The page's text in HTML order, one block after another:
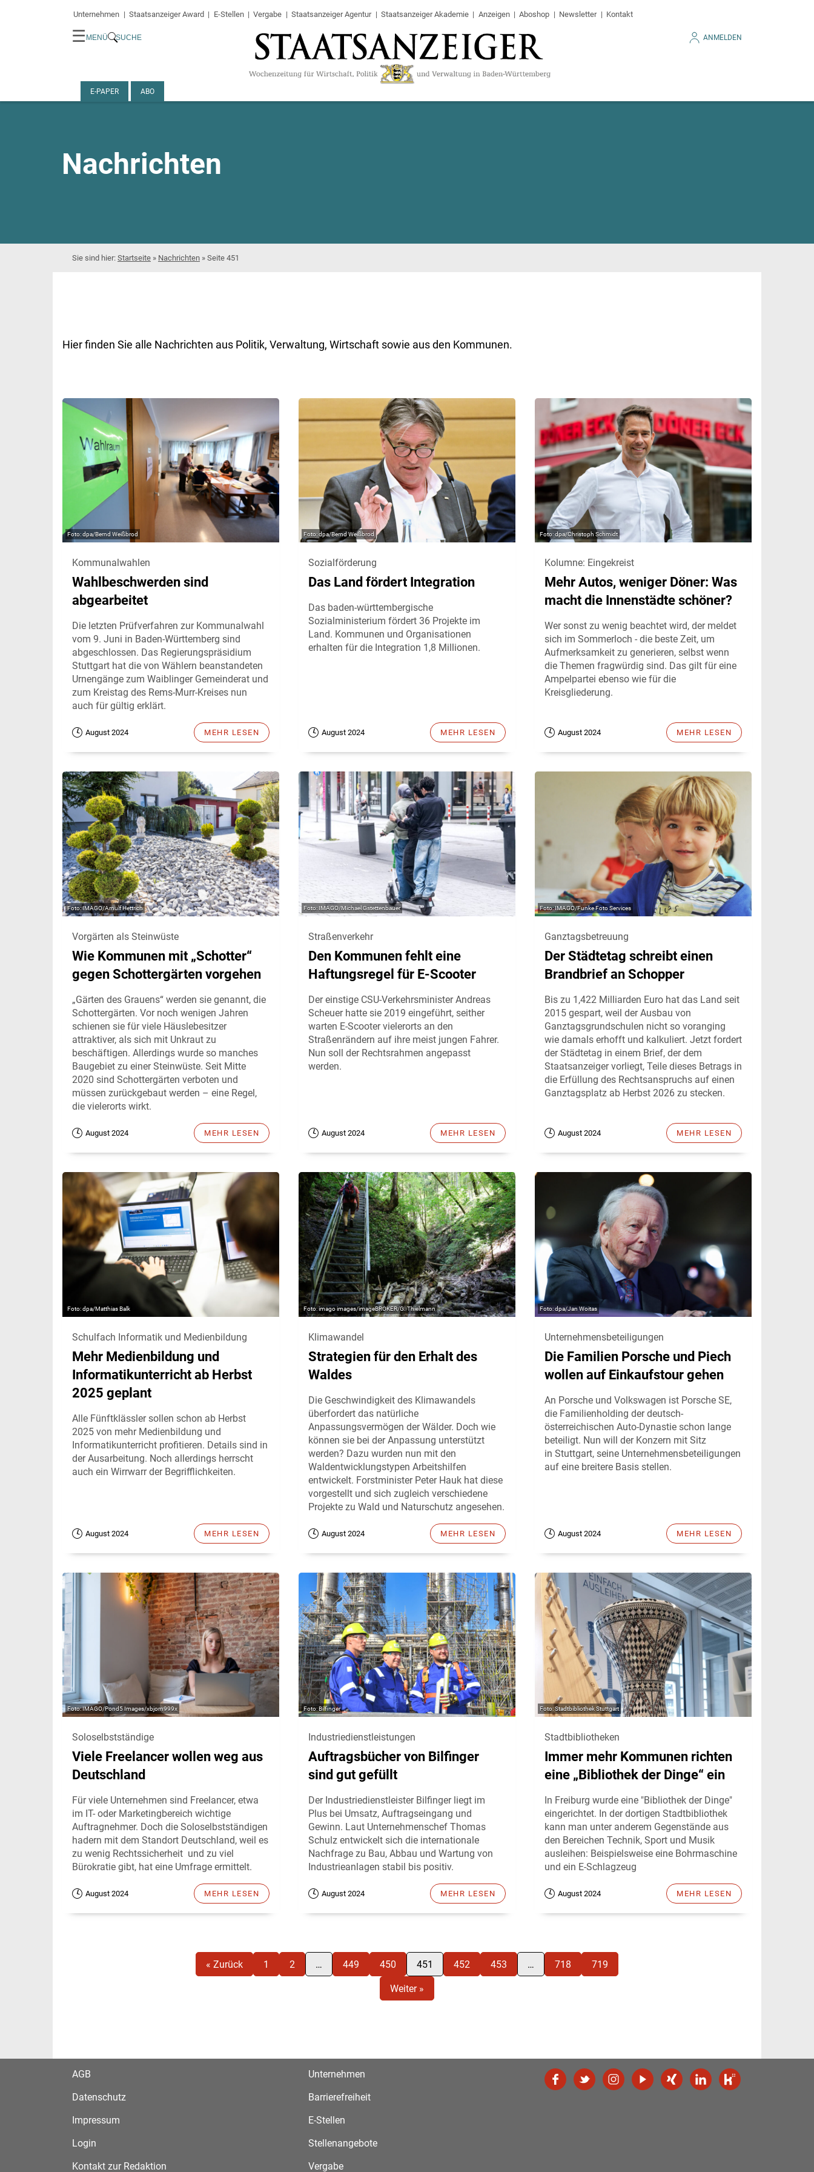
Unternehmen Staatsanzeiger Award E-Stellen Vergabe Staatsanzeiger Agentur Staatsanzeiger Akademie Anzeigen Aboshop Newsletter Kontakt
☰ MENÜ SUCHE ANMELDEN
E-PAPER ABO
Nachrichten
Startseite » Nachrichten » Seite 451
Hier finden Sie alle Nachrichten aus Politik, Verwaltung, Wirtschaft sowie aus den Kommunen.
dpa/Bernd Weißbrod
Kommunalwahlen
Wahlbeschwerden sind
abgearbeitet
Die letzten Prüfverfahren zur Kommunalwahl
vom 9. Juni in Baden-Württemberg sind
abgeschlossen. Das Regierungspräsidium
Stuttgart hat die von Wählern beanstandeten
Urnengänge zum Waiblinger Gemeinderat und
zum Kreistag des Rems-Murr-Kreises nun
auch für gültig erklärt.
August 2024 MEHR LESEN
dpa/Bernd Weißbrod
Sozialförderung
Das Land fördert Integration
Das baden-württembergische
Sozialministerium fördert 36 Projekte im
Land. Kommunen und Organisationen
erhalten für die Integration 1,8 Millionen.
August 2024 MEHR LESEN
dpa/Christoph Schmidt
Kolumne: Eingekreist
Mehr Autos, weniger Döner: Was
macht die Innenstädte schöner?
Wer sonst zu wenig beachtet wird, der meldet
sich im Sommerloch - die beste Zeit, um
Aufmerksamkeit zu generieren, selbst wenn
die Themen fragwürdig sind. Das gilt für eine
Ampelpartei ebenso wie für die
Kreisgliederung.
August 2024 MEHR LESEN
IMAGO/Arnulf Hettrich
Vorgärten als Steinwüste
Wie Kommunen mit „Schotter“
gegen Schottergärten vorgehen
„Gärten des Grauens“ werden sie genannt, die
Schottergärten. Vor noch wenigen Jahren
schienen sie für viele Häuslebesitzer
attraktiver, als sich mit Unkraut zu
beschäftigen. Allerdings wurde so manches
Baugebiet zu einer Steinwüste. Seit Mitte
2020 sind Schottergärten verboten und
müssen zurückgebaut werden – eine Regel,
die vielerorts wirkt.
August 2024 MEHR LESEN
IMAGO/Michael Gstettenbauer
Straßenverkehr
Den Kommunen fehlt eine
Haftungsregel für E-Scooter
Der einstige CSU-Verkehrsminister Andreas
Scheuer hatte sie 2019 eingeführt, seither
warten E-Scooter vielerorts an den
Straßenrändern auf ihre meist jungen Fahrer.
Nun soll der Rechtsrahmen angepasst
werden.
August 2024 MEHR LESEN
IMAGO/Funke Foto Services
Ganztagsbetreuung
Der Städtetag schreibt einen
Brandbrief an Schopper
Bis zu 1,422 Milliarden Euro hat das Land seit
2015 gespart, weil der Ausbau von
Ganztagsgrundschulen nicht so voranging
wie damals erhofft und kalkuliert. Jetzt fordert
der Städtetag in einem Brief, der dem
Staatsanzeiger vorliegt, Teile dieses Betrags in
die Erfüllung des Rechtsanspruchs auf einen
Ganztagsplatz ab Herbst 2026 zu stecken.
August 2024 MEHR LESEN
dpa/Matthias Balk
Schulfach Informatik und Medienbildung
Mehr Medienbildung und
Informatikunterricht ab Herbst
2025 geplant
Alle Fünftklässler sollen schon ab Herbst
2025 von mehr Medienbildung und
Informatikunterricht profitieren. Details sind in
der Ausarbeitung. Noch allerdings herrscht
auch ein Wirrwarr der Begrifflichkeiten.
August 2024 MEHR LESEN
imago images/imageBROKER/G. Thielmann
Klimawandel
Strategien für den Erhalt des
Waldes
Die Geschwindigkeit des Klimawandels
überfordert das natürliche
Anpassungsvermögen der Wälder. Doch wie
können sie bei der Anpassung unterstützt
werden? Dazu wurden nun mit den
Waldentwicklungstypen Arbeitshilfen
entwickelt. Forstminister Peter Hauk hat diese
vorgestellt und sich zugleich verschiedene
Projekte zu Wald und Naturschutz angesehen.
August 2024 MEHR LESEN
dpa/Jan Woitas
Unternehmensbeteiligungen
Die Familien Porsche und Piech
wollen auf Einkaufstour gehen
An Porsche und Volkswagen ist Porsche SE,
die Familienholding der deutsch-
österreichischen Auto-Dynastie schon lange
beteiligt. Nun will der Konzern mit Sitz
in Stuttgart, seine Unternehmensbeteiligungen
auf eine breitere Basis stellen.
August 2024 MEHR LESEN
IMAGO/Pond5 Images/xbjorn999x
Soloselbstständige
Viele Freelancer wollen weg aus
Deutschland
Für viele Unternehmen sind Freelancer, etwa
im IT- oder Marketingbereich wichtige
Auftragnehmer. Doch die Soloselbstständigen
hadern mit dem Standort Deutschland, weil es
zu wenig Rechtssicherheit und zu viel
Bürokratie gibt, hat eine Umfrage ermittelt.
August 2024 MEHR LESEN
Bilfinger
Industriedienstleistungen
Auftragsbücher von Bilfinger
sind gut gefüllt
Der Industriedienstleister Bilfinger liegt im
Plus bei Umsatz, Auftragseingang und
Gewinn. Laut Unternehmenschef Thomas
Schulz entwickelt sich die internationale
Nachfrage zu Bau, Abbau und Wartung von
Industrieanlagen stabil bis positiv.
August 2024 MEHR LESEN
Stadtbibliothek Stuttgart
Stadtbibliotheken
Immer mehr Kommunen richten
eine „Bibliothek der Dinge“ ein
In Freiburg wurde eine "Bibliothek der Dinge"
eingerichtet. In der dortigen Stadtbibliothek
kann man unter anderem Gegenstände aus
den Bereichen Technik, Sport und Musik
ausleihen: Beispielsweise eine Bohrmaschine
und ein E-Schlagzeug
August 2024 MEHR LESEN
« Zurück 1 2 … 449 450 451 452 453 … 718 719
Weiter »
AGB
Datenschutz
Impressum
Login
Kontakt zur Redaktion
Unternehmen
Barrierefreiheit
E-Stellen
Stellenangebote
Vergabe